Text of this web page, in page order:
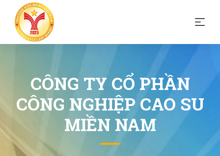
CÔNG TY CỔ PHẦN
CÔNG NGHIỆP CAO SU
MIỀN NAM